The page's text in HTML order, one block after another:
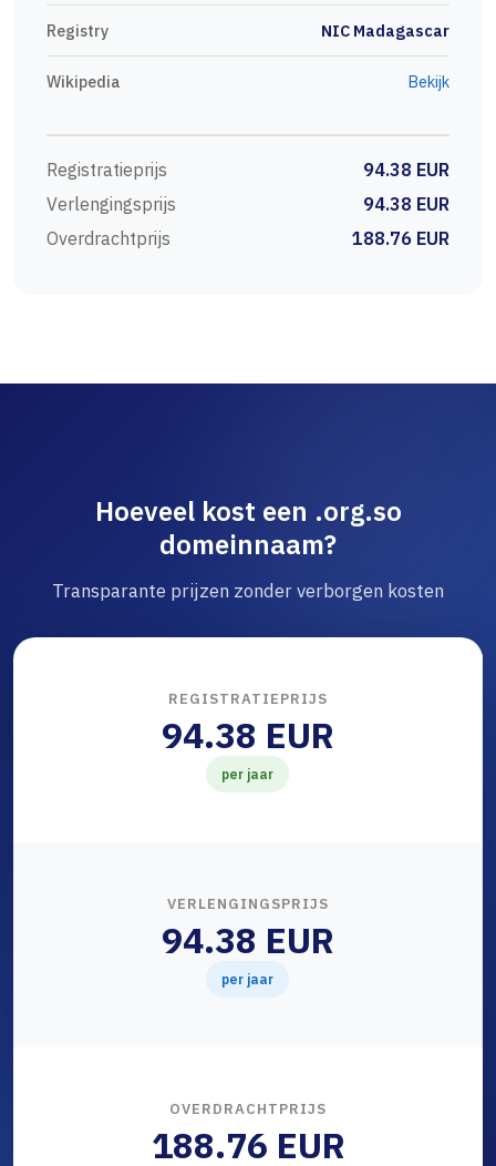
Registry NIC Madagascar
Wikipedia Bekijk
Registratieprijs
94.38 EUR
Verlengingsprijs
94.38 EUR
Overdrachtprijs
188.76 EUR
Hoeveel kost een .org.so
domeinnaam?
Transparante prijzen zonder verborgen kosten
REGISTRATIEPRIJS
94.38 EUR
per jaar
VERLENGINGSPRIJS
94.38 EUR
per jaar
OVERDRACHTPRIJS
188.76 EUR